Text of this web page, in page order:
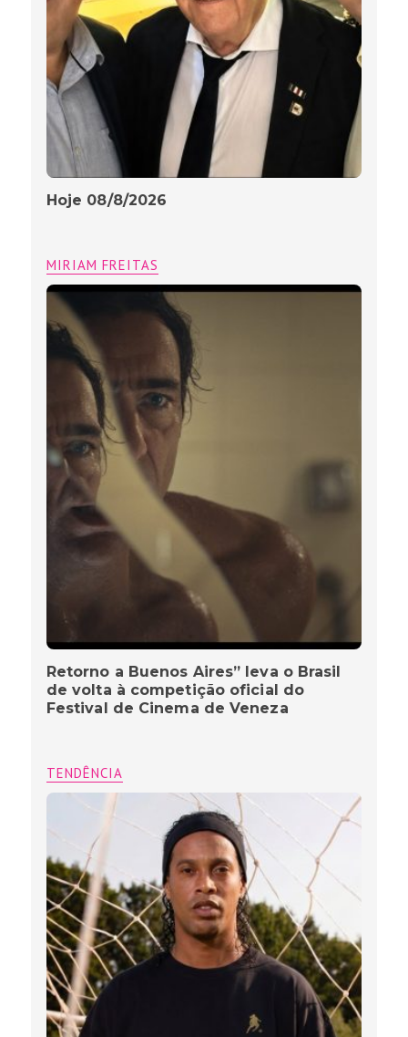
Hoje 08/8/2026
MIRIAM FREITAS
Retorno a Buenos Aires” leva o Brasil
de volta à competição oficial do
Festival de Cinema de Veneza
TENDÊNCIA